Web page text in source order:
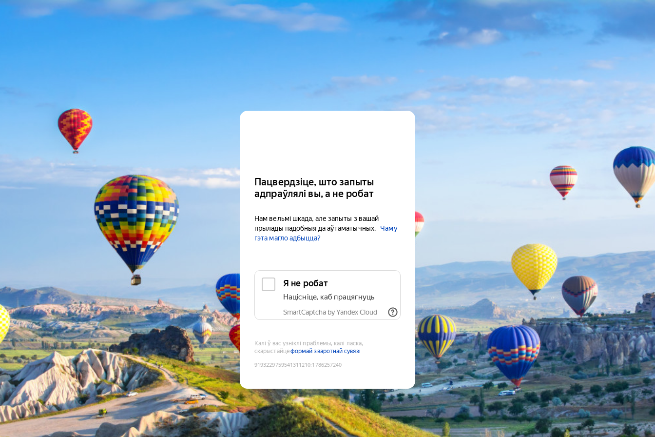
Пацвердзіце, што запыты
адпраўлялі вы, а не робат
Нам вельмі шкада, але запыты з вашай
прылады падобныя да аўтаматычных.
Чаму
гэта магло адбыцца?
Я не робат
Націсніце, каб працягнуць
SmartCaptcha by Yandex Cloud
Калі ў вас узніклі праблемы, калі ласка,
скарыстайцеформай зваротнай сувязі
9193229759541311210:1786257240